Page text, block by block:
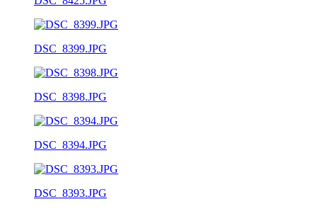
DSC_8399.JPG
DSC_8398.JPG
DSC_8394.JPG
DSC_8393.JPG